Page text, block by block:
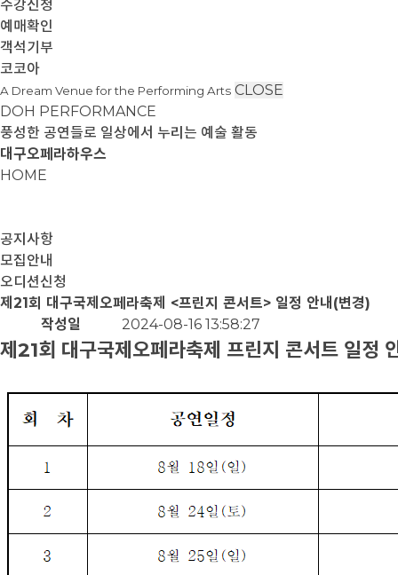
수강신청
예매확인
객석기부
코코아
A Dream Venue for the Performing Arts CLOSE
DOH PERFORMANCE
풍성한 공연들로 일상에서 누리는 예술 활동
대구오페라하우스
HOME
공지사항
모집안내
오디션신청
제21회 대구국제오페라축제 <프린지 콘서트> 일정 안내(변경)
작성일
2024-08-16 13:58:27
제21회 대구국제오페라축제 프린지 콘서트 일정